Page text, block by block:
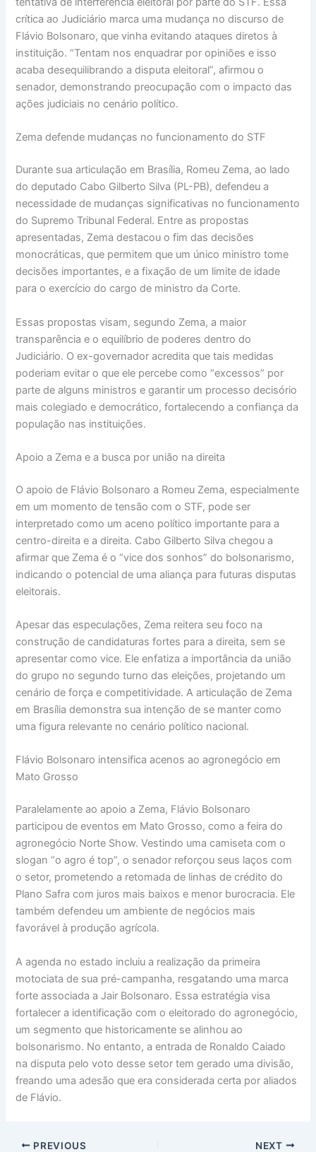
crítica ao Judiciário marca uma mudança no discurso de
Flávio Bolsonaro, que vinha evitando ataques diretos à
instituição. “Tentam nos enquadrar por opiniões e isso
acaba desequilibrando a disputa eleitoral”, afirmou o
senador, demonstrando preocupação com o impacto das
ações judiciais no cenário político.
Zema defende mudanças no funcionamento do STF
Durante sua articulação em Brasília, Romeu Zema, ao lado
do deputado Cabo Gilberto Silva (PL-PB), defendeu a
necessidade de mudanças significativas no funcionamento
do Supremo Tribunal Federal. Entre as propostas
apresentadas, Zema destacou o fim das decisões
monocráticas, que permitem que um único ministro tome
decisões importantes, e a fixação de um limite de idade
para o exercício do cargo de ministro da Corte.
Essas propostas visam, segundo Zema, a maior
transparência e o equilíbrio de poderes dentro do
Judiciário. O ex-governador acredita que tais medidas
poderiam evitar o que ele percebe como “excessos” por
parte de alguns ministros e garantir um processo decisório
mais colegiado e democrático, fortalecendo a confiança da
população nas instituições.
Apoio a Zema e a busca por união na direita
O apoio de Flávio Bolsonaro a Romeu Zema, especialmente
em um momento de tensão com o STF, pode ser
interpretado como um aceno político importante para a
centro-direita e a direita. Cabo Gilberto Silva chegou a
afirmar que Zema é o “vice dos sonhos” do bolsonarismo,
indicando o potencial de uma aliança para futuras disputas
eleitorais.
Apesar das especulações, Zema reitera seu foco na
construção de candidaturas fortes para a direita, sem se
apresentar como vice. Ele enfatiza a importância da união
do grupo no segundo turno das eleições, projetando um
cenário de força e competitividade. A articulação de Zema
em Brasília demonstra sua intenção de se manter como
uma figura relevante no cenário político nacional.
Flávio Bolsonaro intensifica acenos ao agronegócio em
Mato Grosso
Paralelamente ao apoio a Zema, Flávio Bolsonaro
participou de eventos em Mato Grosso, como a feira do
agronegócio Norte Show. Vestindo uma camiseta com o
slogan “o agro é top”, o senador reforçou seus laços com
o setor, prometendo a retomada de linhas de crédito do
Plano Safra com juros mais baixos e menor burocracia. Ele
também defendeu um ambiente de negócios mais
favorável à produção agrícola.
A agenda no estado incluiu a realização da primeira
motociata de sua pré-campanha, resgatando uma marca
forte associada a Jair Bolsonaro. Essa estratégia visa
fortalecer a identificação com o eleitorado do agronegócio,
um segmento que historicamente se alinhou ao
bolsonarismo. No entanto, a entrada de Ronaldo Caiado
na disputa pelo voto desse setor tem gerado uma divisão,
freando uma adesão que era considerada certa por aliados
de Flávio.
PREVIOUS NEXT